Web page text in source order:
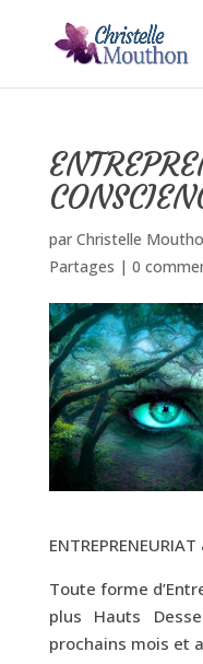
par Christelle
Partages | 0
Toute forme
plus Hauts
prochains mois et